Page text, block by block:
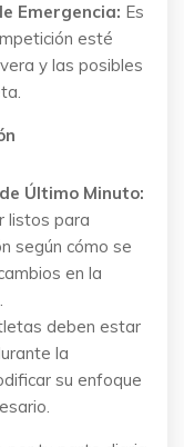
Emergencia: Es
esté
y las posibles
Último Minuto:
listos para
según cómo se
en la
deben estar
la
su enfoque